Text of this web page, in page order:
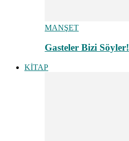
MANŞET
Gasteler Bizi Söyler!
KİTAP